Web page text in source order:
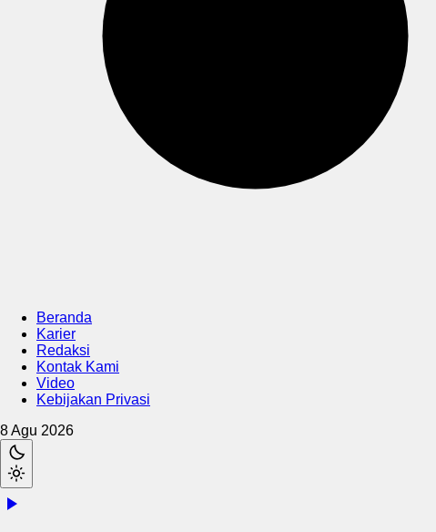
Beranda
Karier
Redaksi
Kontak Kami
Video
Kebijakan Privasi
8 Agu 2026